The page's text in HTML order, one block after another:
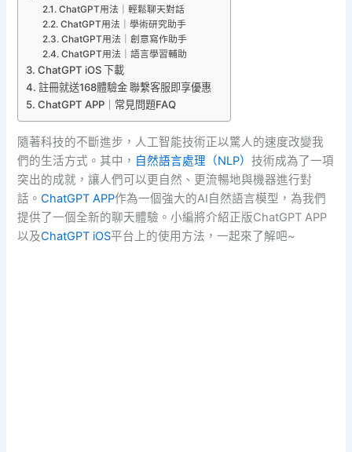
ChatGPT用法｜輕鬆聊天對話
ChatGPT用法｜學術研究助手
ChatGPT用法｜創意寫作助手
ChatGPT用法｜語言學習輔助
ChatGPT iOS 下載
註冊就送168體驗金 聯繫客服即享優惠
ChatGPT APP｜常見問題FAQ
隨著科技的不斷進步，人工智能技術正以驚人的速度改變我
們的生活方式。其中， 自然語言處理（NLP）技術成為了一項
突出的成就，讓人們可以更自然、更流暢地與機器進行對
話。ChatGPT APP作為一個強大的AI自然語言模型，為我們
提供了一個全新的聊天體驗。小編將介紹正版ChatGPT APP
以及ChatGPT iOS平台上的使用方法，一起來了解吧~